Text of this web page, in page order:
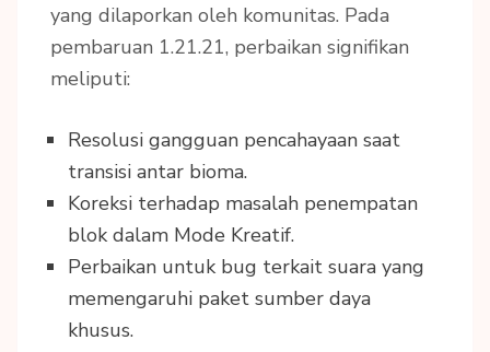
yang dilaporkan oleh komunitas. Pada
pembaruan 1.21.21, perbaikan signifikan
meliputi:
Resolusi gangguan pencahayaan saat
transisi antar bioma.
Koreksi terhadap masalah penempatan
blok dalam Mode Kreatif.
Perbaikan untuk bug terkait suara yang
memengaruhi paket sumber daya
khusus.